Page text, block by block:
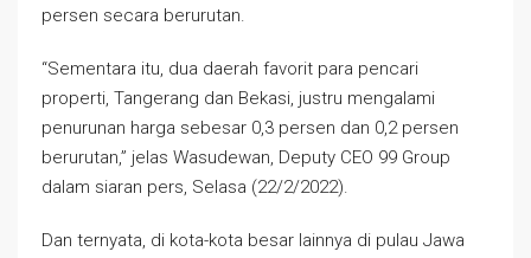
persen secara berurutan.
“Sementara itu, dua daerah favorit para pencari
properti, Tangerang dan Bekasi, justru mengalami
penurunan harga sebesar 0,3 persen dan 0,2 persen
berurutan,” jelas Wasudewan, Deputy CEO 99 Group
dalam siaran pers, Selasa (22/2/2022).
Dan ternyata, di kota-kota besar lainnya di pulau Jawa